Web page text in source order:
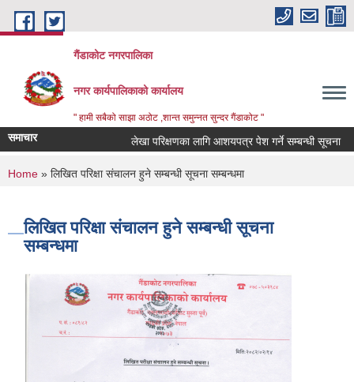
Skip to main content
गैंडाकोट नगरपालिका
नगर कार्यपालिकाको कार्यालय
" हामी सबैको साझा अठोट ,शान्त समुन्नत सुन्दर गैंडाकोट "
समाचार लेखा परिक्षणका लागि आशयपत्र पेश गर्ने सम्बन्धी सूचना
You are here
Home » लिखित परिक्षा संचालन हुने सम्बन्धी सूचना सम्बन्धमा
लिखित परिक्षा संचालन हुने सम्बन्धी सूचना
सम्बन्धमा